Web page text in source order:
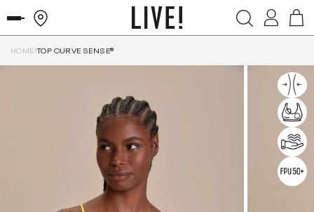
HOME TOP CURVE SENSE®